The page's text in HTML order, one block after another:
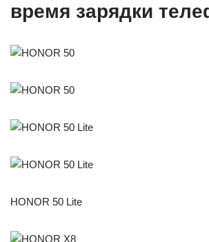
время зарядки
HONOR 50 Lite